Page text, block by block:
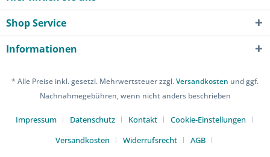
Shop Service
Informationen
* Alle Preise inkl. gesetzl. Mehrwertsteuer zzgl.Versandkosten und ggf.
Nachnahmegebühren, wenn nicht anders beschrieben
Impressum Datenschutz Kontakt
Cookie-Einstellungen
Versandkosten
Widerrufsrecht
AGB